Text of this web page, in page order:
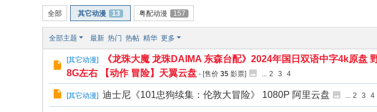
全部 其它动漫 13 粤配动漫 157
全部主题 最新 热门 热帖 精华 更多
[其它动漫]
《龙珠大魔 龙珠DAIMA 东森台配》2024年国日双语中字4k原盘
8G左右 【动作 冒险】天翼云盘 - [售价 35 影票] ... 2 3 4
[其它动漫] 迪士尼《101忠狗续集：伦敦大冒险》 1080P 阿里云盘 ... 2 3 4